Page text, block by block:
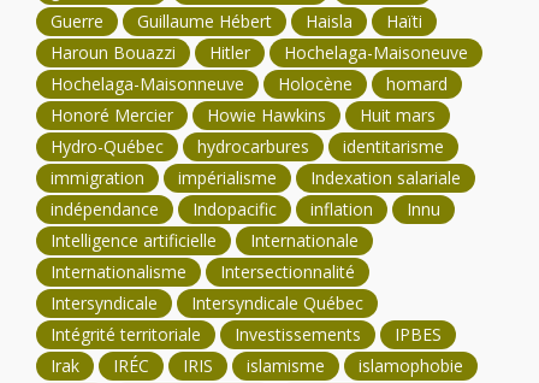
Guerre
Guillaume Hébert Haisla
Haïti
Haroun Bouazzi
Hitler
Hochelaga-Maisoneuve
Hochelaga-Maisonneuve
Holocène
homard
Honoré Mercier
Howie Hawkins
Huit mars
Hydro-Québec
hydrocarbures
identitarisme
immigration
impérialisme
Indexation salariale
indépendance
Indopacific inflation
Innu
Intelligence artificielle
Internationale
Internationalisme
Intersectionnalité
Intersyndicale
Intersyndicale Québec
Intégrité territoriale
Investissements
IPBES
Irak
IRÉC IRIS islamisme
islamophobie